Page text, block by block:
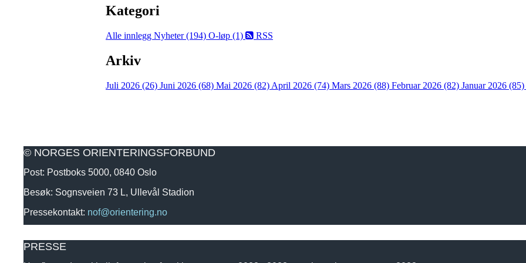
Kategori
Alle innlegg Nyheter (194) O-løp (1) RSS
Arkiv
Juli 2026 (26) Juni 2026 (68) Mai 2026 (82) April 2026 (74) Mars 2026 (88) Februar 2026 (82) Januar 2026 (85)
© NORGES ORIENTERINGSFORBUND
Post: Postboks 5000, 0840 Oslo
Besøk: Sognsveien 73 L, Ullevål Stadion
Pressekontakt: nof@orientering.no
PRESSE